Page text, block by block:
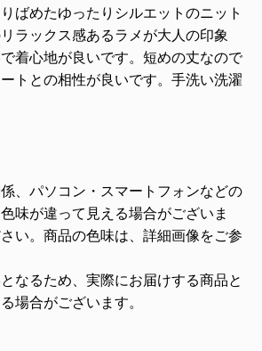
ばめたゆったりシルエットのニット
ラックス感あるラメが大人の印象
着心地が良いです。短めの丈なので
トとの相性が良いです。手洗い洗濯
、パソコン・スマートフォンなどの
味が違って見える場合がございま
い。商品の色味は、詳細画像をご参
なるため、実際にお届けする商品と
場合がございます。